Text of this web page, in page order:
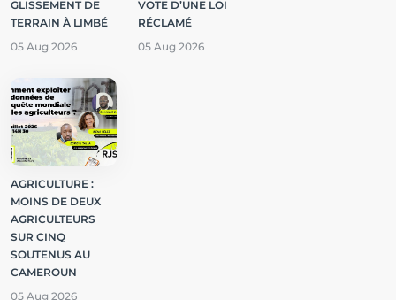
GLISSEMENT DE
TERRAIN À LIMBÉ
05 Aug 2026
VOTE D’UNE LOI
RÉCLAMÉ
05 Aug 2026
AGRICULTURE :
MOINS DE DEUX
AGRICULTEURS
SUR CINQ
SOUTENUS AU
CAMEROUN
05 Aug 2026